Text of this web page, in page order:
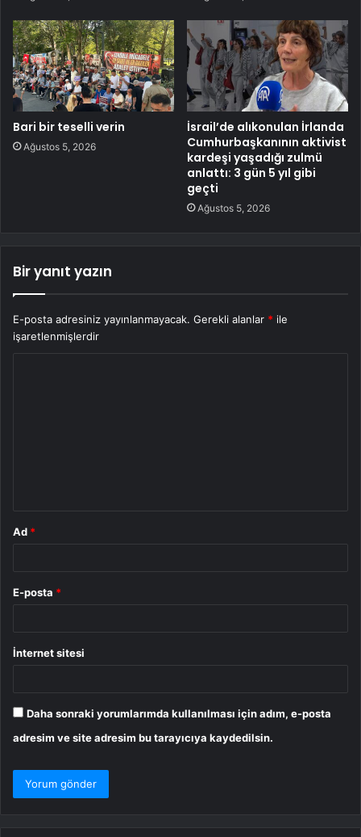
Bari bir teselli verin
Ağustos 5, 2026
İsrail’de alıkonulan İrlanda
Cumhurbaşkanının aktivist
kardeşi yaşadığı zulmü
anlattı: 3 gün 5 yıl gibi
geçti
Ağustos 5, 2026
Bir yanıt yazın
E-posta adresiniz yayınlanmayacak. Gerekli alanlar * ile
işaretlenmişlerdir
Ad *
E-posta *
İnternet sitesi
Daha sonraki yorumlarımda kullanılması için adım, e-posta
adresim ve site adresim bu tarayıcıya kaydedilsin.